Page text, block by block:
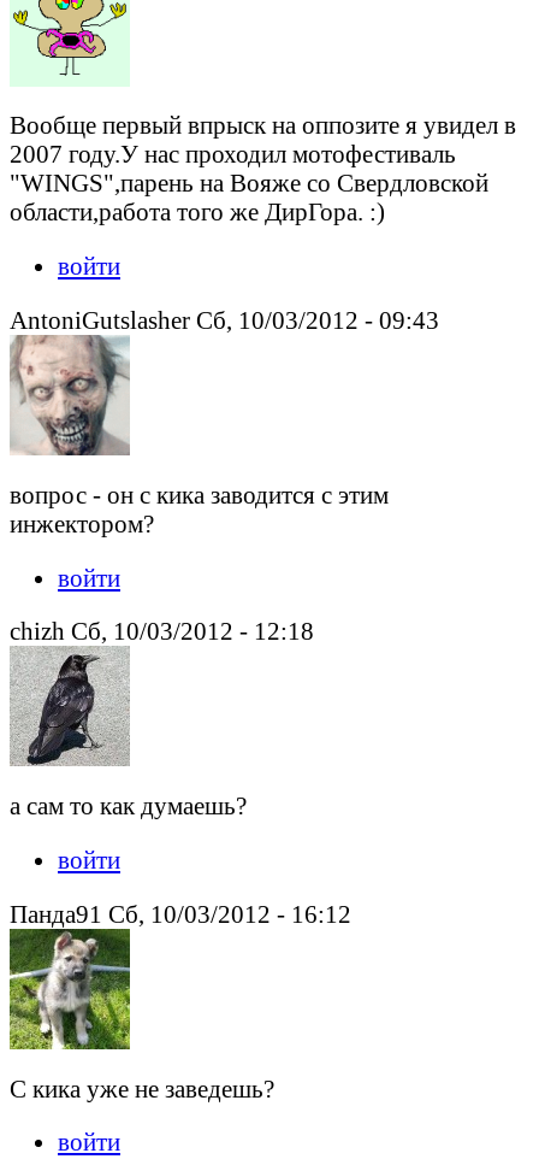
Вообще первый впрыск на оппозите я увидел в
2007 году.У нас проходил мотофестиваль
"WINGS",парень на Вояже со Свердловской
области,работа того же ДирГора. :)
войти
AntoniGutslasher Сб, 10/03/2012 - 09:43
вопрос - он с кика заводится с этим
инжектором?
войти
chizh Сб, 10/03/2012 - 12:18
а сам то как думаешь?
войти
Панда91 Сб, 10/03/2012 - 16:12
С кика уже не заведешь?
войти